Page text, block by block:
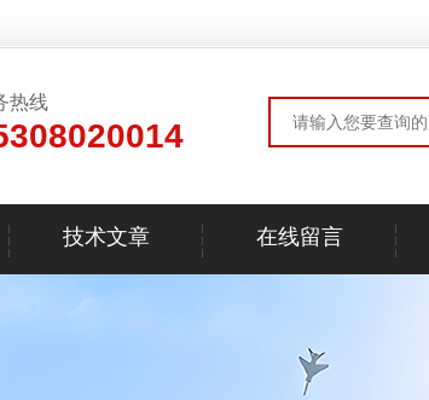
热线
技术文章 在线留言